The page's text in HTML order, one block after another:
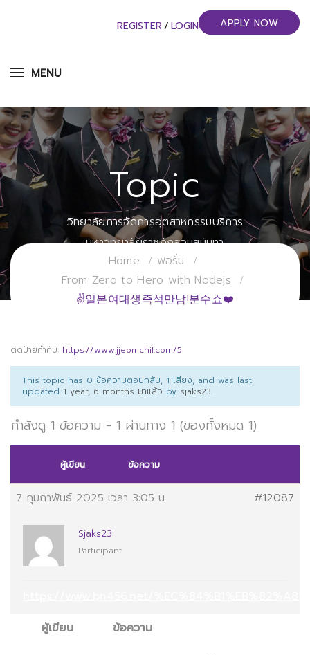
MENU
REGISTER / LOGIN APPLY NOW
Topic
วิทยาลัยการจัดการอุตสาหกรรมบริการ
มหาวิทยาลัยราชภัฏสวนสุนันทา
Home
ฟอรั่ม
From Zero to Hero with Nodejs
✌일본여대생즉석만남!분수쇼❤️
ติดป้ายกำกับ: https://www.jjeomchil.com/5
This topic has 0 ข้อความตอบกลับ, 1 เสียง, and was last
updated 1 year, 6 months มาแล้ว by sjaks23.
กำลังดู 1 ข้อความ - 1 ผ่านทาง 1 (ของทั้งหมด 1)
ผู้เขียน ข้อความ
7 กุมภาพันธ์ 2025 เวลา 3:05 น. #12087
Sjaks23
Participant
ผู้เขียน
ข้อความ